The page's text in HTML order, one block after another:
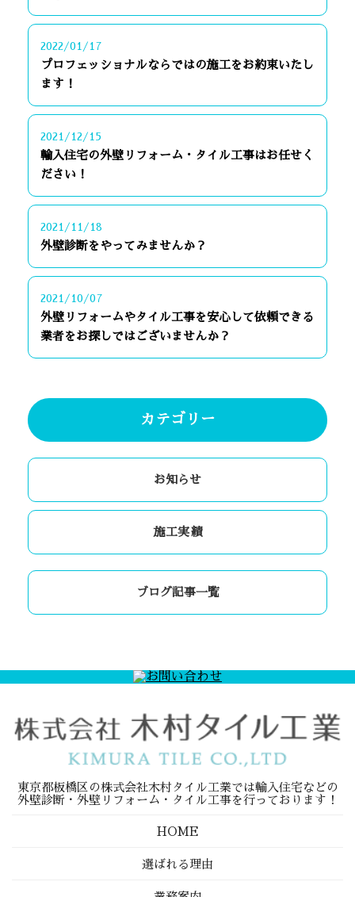
2022/01/17
プロフェッショナルならではの施工をお約束いたし
ます！
2021/12/15
輸入住宅の外壁リフォーム・タイル工事はお任せく
ださい！
2021/11/18
外壁診断をやってみませんか？
2021/10/07
外壁リフォームやタイル工事を安心して依頼できる
業者をお探しではございませんか？
カテゴリー
お知らせ
施工実績
ブログ記事一覧
東京都板橋区の株式会社木村タイル工業では輸入住宅などの
外壁診断・外壁リフォーム・タイル工事を行っております！
HOME
選ばれる理由